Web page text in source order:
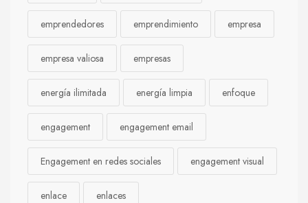
emprendedores emprendimiento empresa
empresa valiosa empresas
energía ilimitada energía limpia enfoque
engagement engagement email
Engagement en redes sociales engagement visual
enlace enlaces